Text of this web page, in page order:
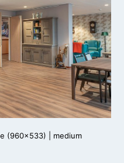
(960x533)
medium